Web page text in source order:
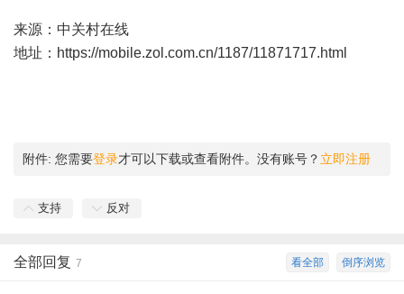
来源：中关村在线
地址： https://mobile.zol.com.cn/1187/11871717.html
附件: 您需要登录才可以下载或查看附件。没有账号？ 立即注册
支持 反对
倒序浏览
看全部
全部回复 7